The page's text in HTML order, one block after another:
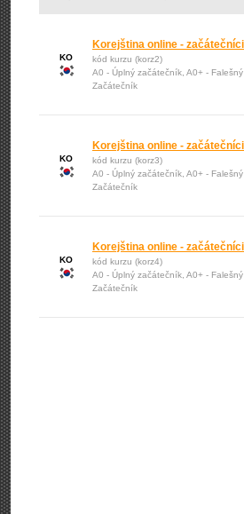
KO
Korejština online -
kód kurzu (korz2)
A0 - Úplný začátečník, A0+ -
Začátečník
KO
Korejština online -
kód kurzu (korz3)
A0 - Úplný začátečník, A0+ -
Začátečník
KO
Korejština online -
kód kurzu (korz4)
A0 - Úplný začátečník, A0+ -
Začátečník